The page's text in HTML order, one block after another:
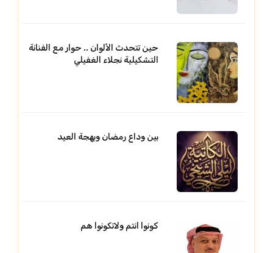
حين تتحدث الألوان .. حوار مع الفنانة
التشكيلية نجلاء الغفيلي
بين وداع رمضان وبهجة العيد
كونوا انتم ولاتكونوا هم